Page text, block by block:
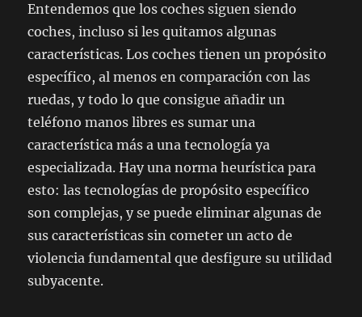
Entendemos que los coches siguen siendo
coches, incluso si les quitamos algunas
características. Los coches tienen un propósito
específico, al menos en comparación con las
ruedas, y todo lo que consigue añadir un
teléfono manos libres es sumar una
característica más a una tecnología ya
especializada. Hay una norma heurística para
esto: las tecnologías de propósito específico
son complejas, y se puede eliminar algunas de
sus características sin cometer un acto de
violencia fundamental que desfigure su utilidad
subyacente.